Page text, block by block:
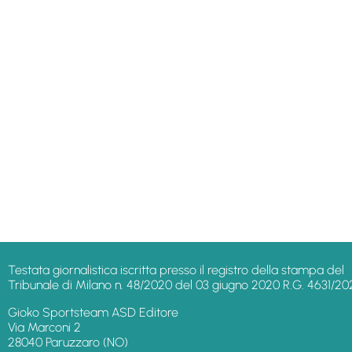
Testata giornalistica iscritta presso il registro della stampa del
Tribunale di Milano n. 48/2020 del 03 giugno 2020 R.G. 4631/
Gioko Sportsteam ASD Editore
Via Marconi 2
28040 Paruzzaro (NO)